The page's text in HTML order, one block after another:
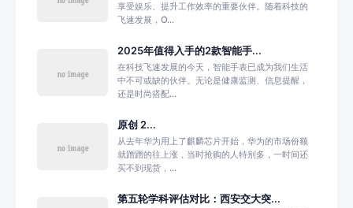
享受娱乐、提升工作效率的重要伙伴。随着科技的
飞速发展，O...
2025年值得入手的2款智能手...
在科技飞速发展的今天，智能手表已成为我们生活
中不可或缺的伙伴。无论是健康监测、信息提醒，
还是时尚搭配...
原创 2...
从去年华为用上了麒麟芯片开始，华为的市场份额
就蹭蹭的往上涨，当时抢购的人特别多，一时间还
买不到现货，...
第五轮学科评估对比：西安交大突...